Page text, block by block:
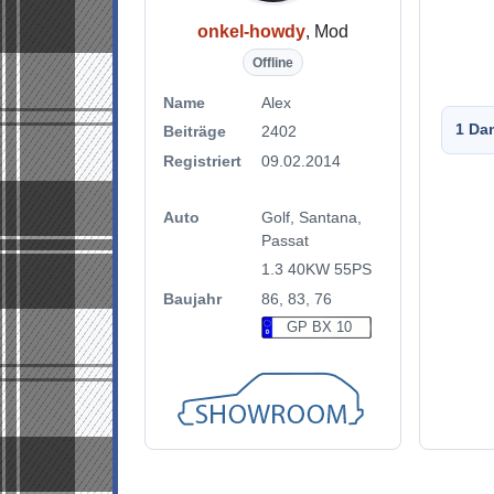
onkel-howdy, Mod
Offline
Name
Alex
Beiträge
2402
Registriert
09.02.2014
Auto
Golf, Santana,
Passat
1.3 40KW 55PS
Baujahr
86, 83, 76
GP BX 10
1